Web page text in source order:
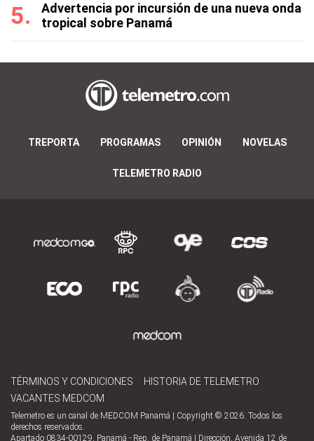
Advertencia por incursión de una nueva onda
tropical sobre Panamá
TREPORTA PROGRAMAS OPINIÓN NOVELAS
TELEMETRO RADIO
TÉRMINOS Y CONDICIONES
HISTORIA DE TELEMETRO
VACANTES MEDCOM
Telemetro es un canal de MEDCOM Panamá | Copyright © 2026. Todos los
derechos reservados.
Apartado 0834-00129, Panamá - Rep. de Panamá | Dirección, Avenida 12 de